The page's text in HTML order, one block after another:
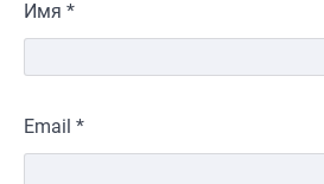
Имя *
Email *